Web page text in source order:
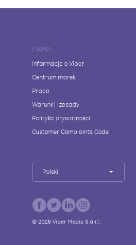
FIRMA
Informacje o Viber
Centrum marek
Praca
Warunki i zasady
Polityka prywatności
Customer Complaints Code
Polski
© 2026Viber Media S.à r.l.